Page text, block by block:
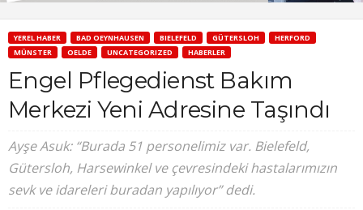
YEREL HABER BAD OEYNHAUSEN BIELEFELD GÜTERSLOH
HERFORD
MÜNSTER
OELDE UNCATEGORIZED HABERLER
Engel Pflegedienst Bakım
Merkezi Yeni Adresine Taşındı
Ayşe Asuk: “Burada 51 personelimiz var. Bielefeld,
Gütersloh, Harsewinkel ve çevresindeki hastalarımızın
sevk ve idareleri buradan yapılıyor” dedi.